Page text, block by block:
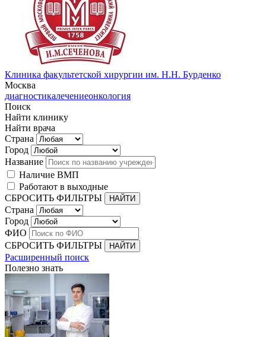
Клиника факультетской хирургии им. Н.Н. Бурденко
Москва
диагностикалечениеонкология
Поиск
Найти клинику
Найти врача
Страна
Город
Название
Наличие ВМП
Работают в выходные
СБРОСИТЬ ФИЛЬТРЫ
Страна
Город
ФИО
СБРОСИТЬ ФИЛЬТРЫ
Расширенный поиск
Полезно знать